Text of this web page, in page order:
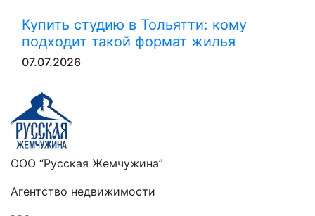
Купить студию в Тольятти: кому
подходит такой формат жилья
07.07.2026
ООО “Русская Жемчужина”
Агентство недвижимости